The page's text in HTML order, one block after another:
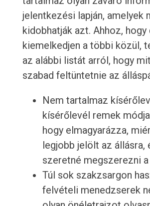
jelentkezési lapján, amelyek
kidobhatják azt. Ahhoz,
kiemelkedjen a többi közül,
az alábbi listát arról, hogy
szabad feltüntetnie az
Nem tartalmaz
kísérőlevél remek módja
hogy elmagyarázza,
legjobb jelölt az állásra,
szeretné megszerezni
Túl sok szakzsargon
felvételi menedzserek